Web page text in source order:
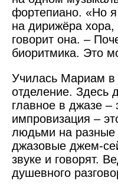
фортепиано. «Но
на дирижёра
говорит она. –
биоритмика. Это
Училась Мариам в
отделение. Здесь
главное в джазе –
импровизация –
людьми на разные
джазовые джем-
звуке и говорят.
душевного